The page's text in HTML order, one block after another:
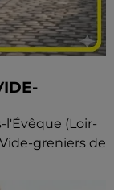
l'Évêque (Loir-
greniers de